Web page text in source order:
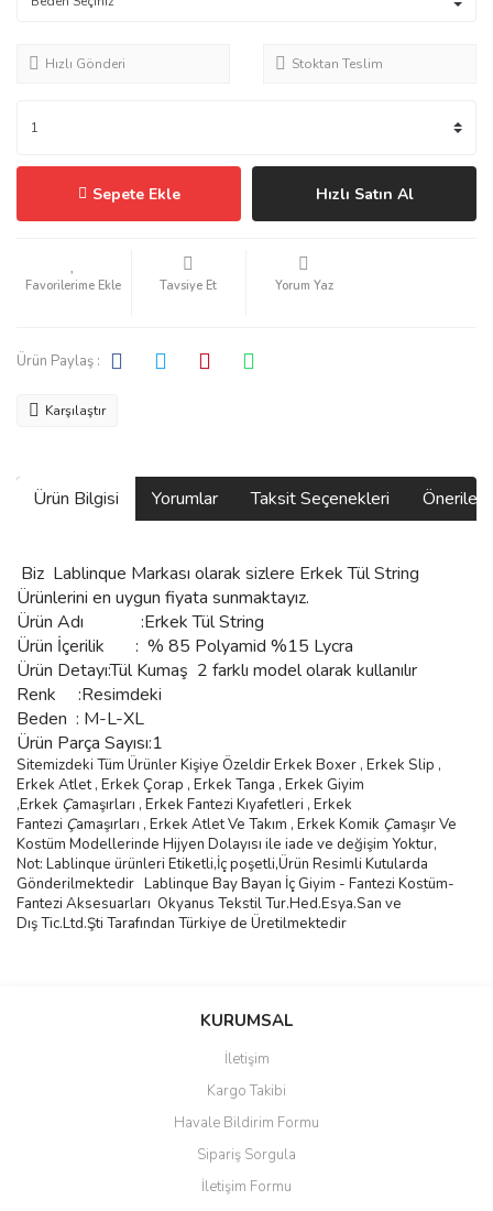
Hızlı Gönderi Stoktan Teslim
Sepete Ekle Hızlı Satın Al
Tavsiye Et Yorum Yaz
Ürün Paylaş :
Karşılaştır
Ürün Bilgisi Yorumlar Taksit Seçenekleri
Biz Lablinque Markası olarak sizlere Erkek Tül String
Ürünlerini en uygun fiyata sunmaktayız.
Ürün Adı :Erkek Tül String
Ürün İçerilik : % 85 Polyamid %15 Lycra
Ürün Detayı:Tül Kumaş 2 farklı model olarak kullanılır
Renk :Resimdeki
Beden : M-L-XL
Ürün Parça Sayısı:1
Sitemizdeki Tüm Ürünler Kişiye Özeldir Erkek Boxer , Erkek Slip ,
Erkek Atlet , Erkek Çorap , Erkek Tanga , Erkek Giyim
,Erkek Çamaşırları , Erkek Fantezi Kıyafetleri , Erkek
Fantezi Çamaşırları , Erkek Atlet Ve Takım , Erkek Komik Çamaşır Ve
Kostüm Modellerinde Hijyen Dolayısı ile iade ve değişim Yoktur,
Not: Lablinque ürünleri Etiketli,İç poşetli,Ürün Resimli Kutularda
Gönderilmektedir Lablinque Bay Bayan İçGiyim - Fantezi Kostüm-
Fantezi Aksesuarları Okyanus Tekstil Tur.Hed.Esya.San ve
DışTic.Ltd.Şti Tarafından Türkiye de Üretilmektedir
Bu ürüne ilk yorumu siz yapın!
Ürün resmi kalitesiz, bozuk veya görüntülenemiyor.
Ürün açıklamasında eksik bilgiler bulunuyor.
Ürün bilgilerinde hatalar bulunuyor.
Ürün fiyatı diğer sitelerden daha pahalı.
KURUMSAL
İletişim
Kargo Takibi
Havale Bildirim Formu
Sipariş Sorgula
İletişim Formu